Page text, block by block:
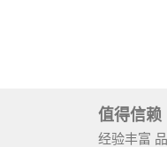
值得信赖
经验丰富